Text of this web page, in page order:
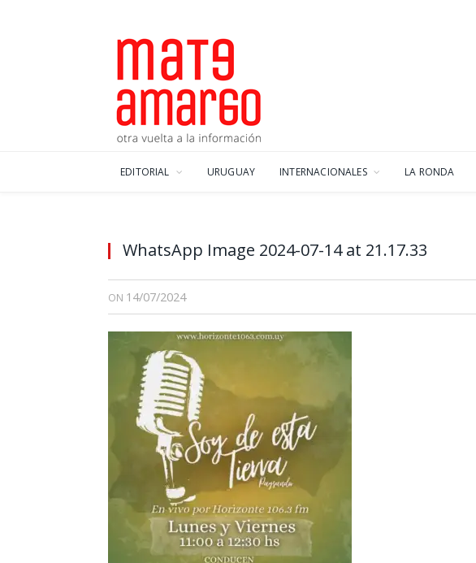
EDITORIAL URUGUAY INTERNACIONALES LA RONDA
WhatsApp Image 2024-07-14 at 21.17.33
ON 14/07/2024